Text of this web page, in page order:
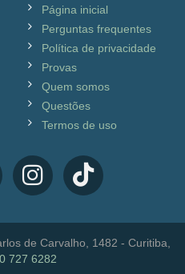
Página inicial
Perguntas frequentes
Política de privacidade
Provas
Quem somos
Questões
Termos de uso
de Carvalho, 1482 - Curitiba,
727 6282